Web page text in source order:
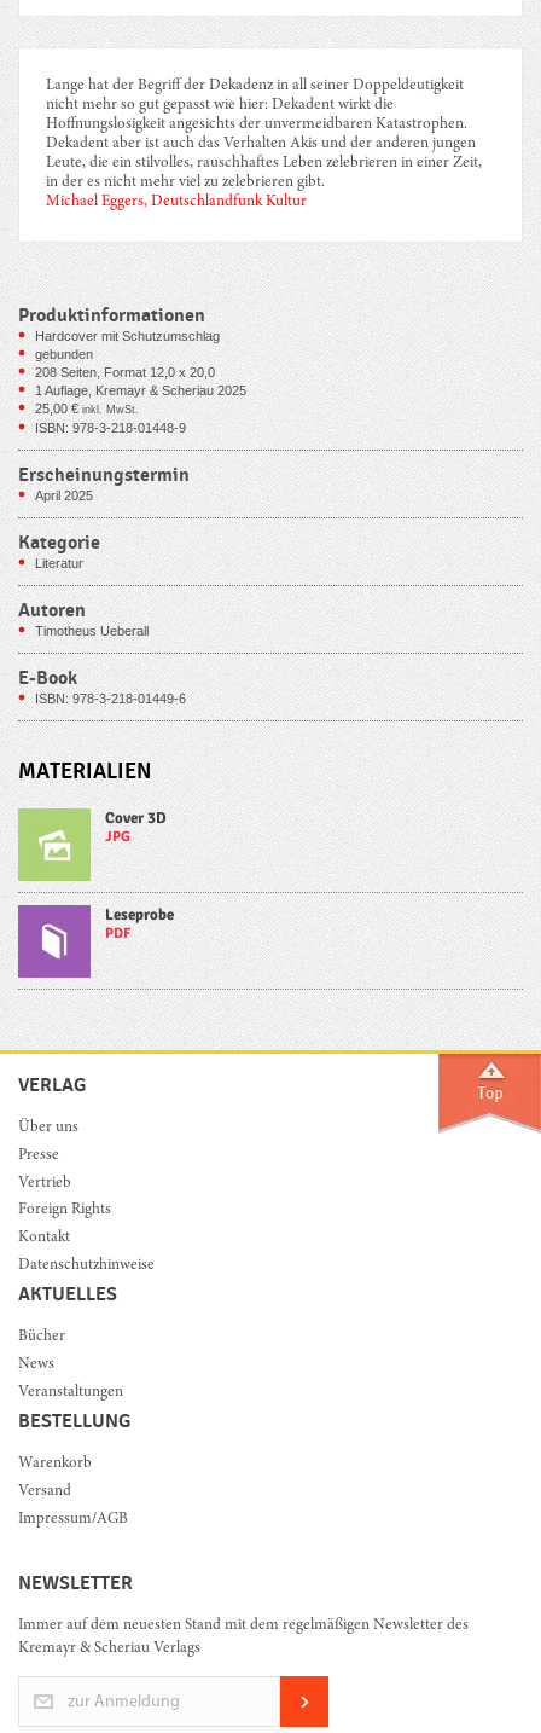
Lange hat der Begriff der Dekadenz in all seiner Doppeldeutigkeit
nicht mehr so gut gepasst wie hier: Dekadent wirkt die
Hoffnungslosigkeit angesichts der unvermeidbaren Katastrophen.
Dekadent aber ist auch das Verhalten Akis und der anderen jungen
Leute, die ein stilvolles, rauschhaftes Leben zelebrieren in einer Zeit,
in der es nicht mehr viel zu zelebrieren gibt.
Michael Eggers, Deutschlandfunk Kultur
Produktinformationen
Hardcover mit Schutzumschlag
gebunden
208Seiten, Format 12,0 x 20,0
1 Auflage, Kremayr & Scheriau 2025
25,00€ inkl. MwSt.
ISBN: 978-3-218-01448-9
Erscheinungstermin
April 2025
Kategorie
Literatur
Autoren
Timotheus Ueberall
E-Book
ISBN: 978-3-218-01449-6
MATERIALIEN
Cover 3D
JPG
Leseprobe
PDF
VERLAG
Über uns
Presse
Vertrieb
Foreign Rights
Kontakt
Datenschutzhinweise
AKTUELLES
Bücher
News
Veranstaltungen
BESTELLUNG
Warenkorb
Versand
Impressum/AGB
NEWSLETTER
Immer auf dem neuesten Stand mit dem regelmäßigen Newsletter des
Kremayr & Scheriau Verlags
zur Anmeldung